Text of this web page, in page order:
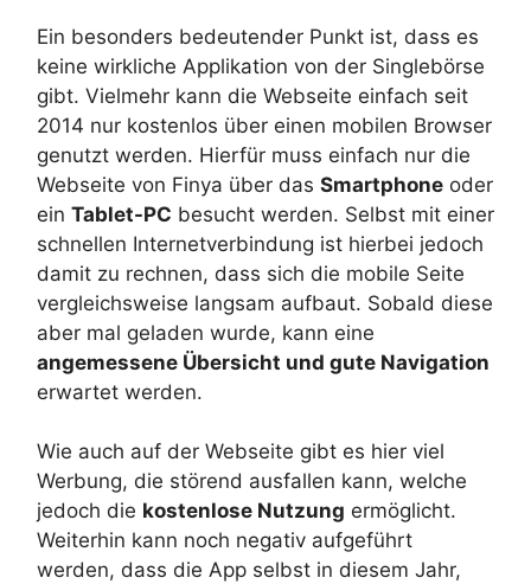
Ein besonders bedeutender Punkt ist, dass es
keine wirkliche Applikation von der Singlebörse
gibt. Vielmehr kann die Webseite einfach seit
2014 nur kostenlos über einen mobilen Browser
genutzt werden. Hierfür muss einfach nur die
Webseite von Finya über das Smartphone oder
ein Tablet-PC besucht werden. Selbst mit einer
schnellen Internetverbindung ist hierbei jedoch
damit zu rechnen, dass sich die mobile Seite
vergleichsweise langsam aufbaut. Sobald diese
aber mal geladen wurde, kann eine
angemessene Übersicht und gute Navigation
erwartet werden.
Wie auch auf der Webseite gibt es hier viel
Werbung, die störend ausfallen kann, welche
jedoch die kostenlose Nutzung ermöglicht.
Weiterhin kann noch negativ aufgeführt
werden, dass die App selbst in diesem Jahr,